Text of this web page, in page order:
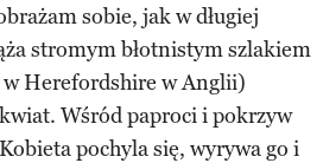
sobie, jak w długiej
stromym błotnistym szlakiem
Herefordshire w Anglii)
Wśród paproci i pokrzyw
pochyla się, wyrywa go i